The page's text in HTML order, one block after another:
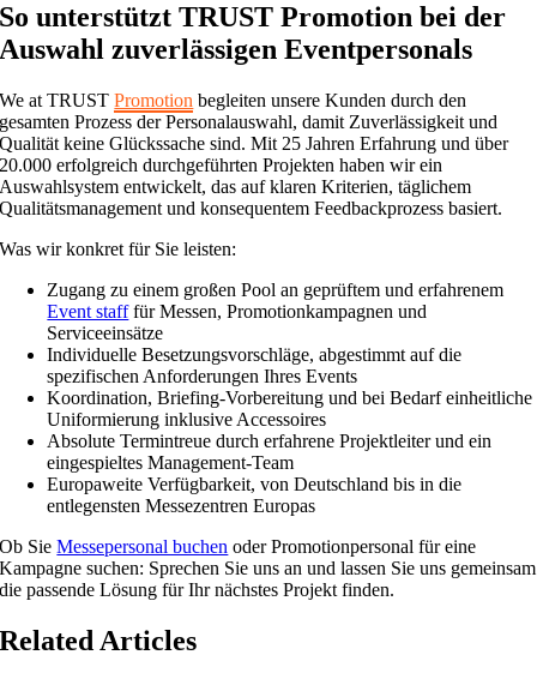
So unterstützt TRUST Promotion bei der
Auswahl zuverlässigen Eventpersonals
We at TRUSTPromotion begleiten unsere Kunden durch den
gesamten Prozess der Personalauswahl, damit Zuverlässigkeit und
Qualität keine Glückssache sind. Mit 25 Jahren Erfahrung und über
20.000 erfolgreich durchgeführten Projekten haben wir ein
Auswahlsystem entwickelt, das auf klaren Kriterien, täglichem
Qualitätsmanagement und konsequentem Feedbackprozess basiert.
Was wir konkret für Sie leisten:
Zugang zu einem großen Pool an geprüftem und erfahrenem
Event stafffür Messen, Promotionkampagnen und
Serviceeinsätze
Individuelle Besetzungsvorschläge, abgestimmt auf die
spezifischen Anforderungen Ihres Events
Koordination, Briefing-Vorbereitung und bei Bedarf einheitliche
Uniformierung inklusive Accessoires
Absolute Termintreue durch erfahrene Projektleiter und ein
eingespieltes Management-Team
Europaweite Verfügbarkeit, von Deutschland bis in die
entlegensten Messezentren Europas
Ob SieMessepersonal buchen oder Promotionpersonal für eine
Kampagne suchen: Sprechen Sie uns an und lassen Sie uns gemeinsam
die passende Lösung für Ihr nächstes Projekt finden.
Related Articles